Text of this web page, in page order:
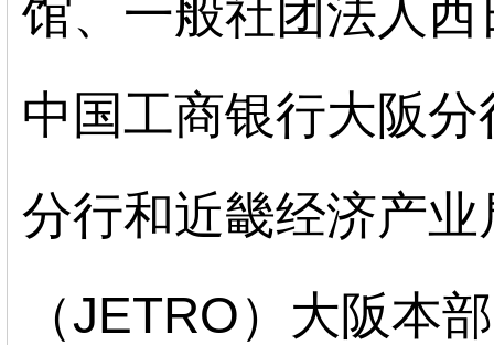
馆、一般社团法人
中国工商银行大阪分
分行和近畿经济产
（JETRO）大阪本